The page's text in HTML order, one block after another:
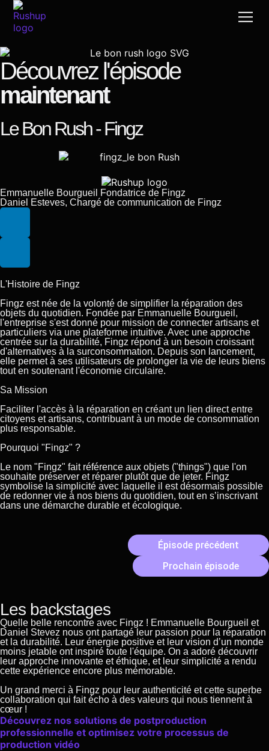
Découvrez l'épisode
maintenant
Le Bon Rush - Fingz
Emmanuelle Bourgueil Fondatrice de Fingz
Daniel Esteves, Chargé de communication de Fingz
L'Histoire de Fingz
Fingz est née de la volonté de simplifier la réparation des
objets du quotidien. Fondée par Emmanuelle Bourgueil,
l'entreprise s'est donné pour mission de connecter artisans et
particuliers via une plateforme intuitive. Avec une approche
centrée sur la durabilité, Fingz répond à un besoin croissant
d'alternatives à la surconsommation. Depuis son lancement,
elle permet à ses utilisateurs de prolonger la vie de leurs biens
tout en soutenant l'économie circulaire.
Sa Mission
Faciliter l'accès à la réparation en créant un lien direct entre
citoyens et artisans, contribuant à un mode de consommation
plus responsable.
Pourquoi "Fingz" ?
Le nom "Fingz" fait référence aux objets ("things") que l'on
souhaite préserver et réparer plutôt que de jeter. Fingz
symbolise la simplicité avec laquelle il est désormais possible
de redonner vie à nos biens du quotidien, tout en s’inscrivant
dans une démarche durable et écologique.
Épisode précédent
Prochain épisode
Les backstages
Quelle belle rencontre avec Fingz ! Emmanuelle Bourgueil et
Daniel Stevez nous ont partagé leur passion pour la réparation
et la durabilité. Leur énergie positive et leur vision d’un monde
moins jetable ont inspiré toute l'équipe. On a adoré découvrir
leur approche innovante et éthique, et leur simplicité a rendu
cette expérience encore plus mémorable.
Un grand merci à Fingz pour leur authenticité et cette superbe
collaboration qui fait écho à des valeurs qui nous tiennent à
cœur !
Découvrez nos solutions de postproduction
professionnelle et optimisez votre processus de
production vidéo